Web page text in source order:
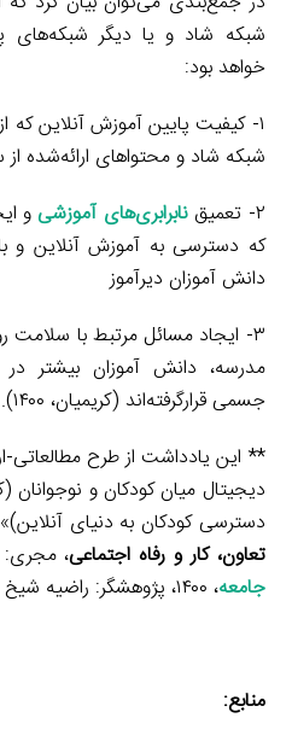
شبکه شاد و یا دیگر شبکه‌های
خواهد بود:
۱- کیفیت پایین آموزش آنلاین که
شبکه شاد و محتواهای ارائه‌شده
۲- تعمیق
نابرابری‌های آموزشیو
که دسترسی به آموزش آنلاین و
دانش آموزان دیرآموز
۳- ایجاد مسائل مرتبط با سلامت
مدرسه، دانش آموزان
جسمی قرارگرفته‌اند (کریمیان، ۱۴۰۰).
** این یادداشت از طرح
دیجیتال میان کودکان و نوجوانان
دسترسی کودکان به دنیای
تعاون، کار و رفاه اجتماعی،
جامعه، ۱۴۰۰، پژوهشگر: راضیه شیخ رضایی) استخراج‌شده است.
منابع: